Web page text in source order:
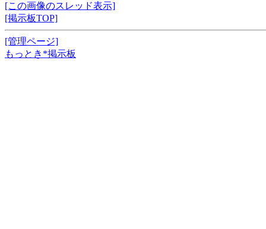
[この画像のスレッド表示]
[掲示板TOP]
[管理ページ]
もっとき*掲示板